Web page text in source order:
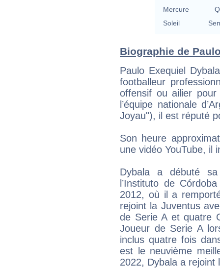
Mercure
Soleil
Biographie de
Paulo Exequiel
footballeur
offensif ou ailier
l’équipe nationale
Joyau"), il est réputé
Son heure
une vidéo YouTube, il
Dybala a débuté
l’Instituto de
2012, où il a
rejoint la Juventus
de Serie A et quatre
Joueur de Serie A
inclus quatre fois
est le neuvième
2022, Dybala a rejoint